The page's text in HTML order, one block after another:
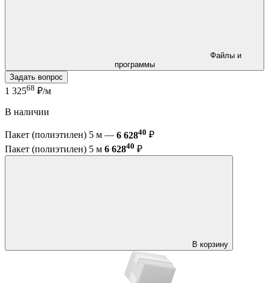
программы
Задать вопрос
1 32568 ₽/м
В наличии
Пакет (полиэтилен) 5 м — 6 62840 ₽
Пакет (полиэтилен) 5 м 6 62840 ₽
В корзину